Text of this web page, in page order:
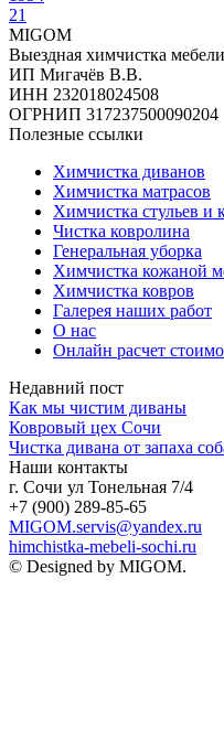
21
MIGOM
Выездная химчистка
ИП Мигачёв В.В.
ИНН 232018024508
ОГРНИП 317237500090204
Полезные ссылки
Химчистка диванов
Химчистка матрасов
Химчистка стульев и
Чистка ковролина
Генеральная уборка
Химчистка кожаной
Химчистка ковров
Галерея наших работ
О нас
Онлайн расчет
Недавний пост
Как мы чистим диваны
Ковровый цех Сочи
Чистка дивана от запаха
Наши контакты
г. Сочи ул Тонельная 7/4
+7 (900) 289-85-65
MIGOM.servis@yandex.ru
himchistka-mebeli-sochi.ru
© Designed by MIGOM.